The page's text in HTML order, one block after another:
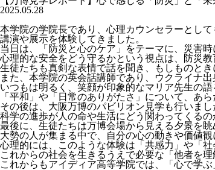
2025.05.28
本学院の学院長であり、心理カウンセラーとし
講演や展示を体験してきました。
当日は、「防災と心のケア」をテーマに、災害
心理的な安全をどう守るかという視点は、防災
生徒たちも真剣な表情で話を聞き、もしものと
また、本学院の英会話講師であり、ウクライナ
いつもは明るく、笑顔が印象的なマリア先生の
「平和」や「日常のありがたさ」について、あ
その後は、大阪万博のパビリオン見学も行いま
科学の進歩が人の命や生活にどう関わってくる
最後に、生徒たちは万博会場から見える夕景を
大勢の人が集まる中で、自分の心の動きや価値
心理的には、このような体験は「共感力」や「
これからの社会を生きるうえで必要な「他者を
これからもアイディア高等学院では、「心で学